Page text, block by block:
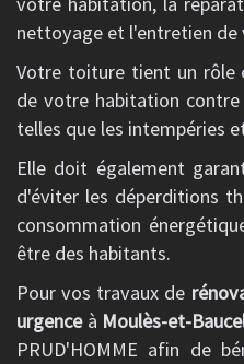
nettoyage et l'entretien
Votre toiture tient un rôle
de votre habitation contre
telles que les intempéries
Elle doit également
d'éviter les déperditions
consommation
être des habitants.
Pour vos travaux de
urgenceà Moulès-et-
PRUD'HOMME afin de